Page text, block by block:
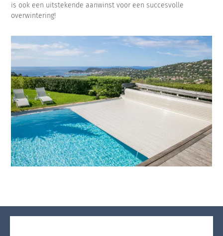
is ook een uitstekende aanwinst voor een succesvolle
overwintering!